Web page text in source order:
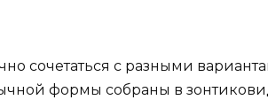
сочетаться с разными
формы собраны в